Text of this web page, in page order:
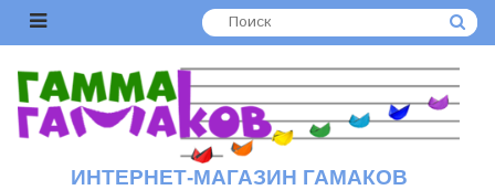
ИНТЕРНЕТ-МАГАЗИН ГАМАКОВ